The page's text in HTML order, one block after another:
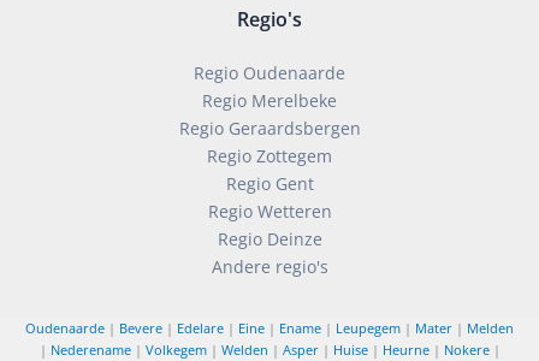
Regio's
Regio Oudenaarde
Regio Merelbeke
Regio Geraardsbergen
Regio Zottegem
Regio Gent
Regio Wetteren
Regio Deinze
Andere regio's
Oudenaarde | Bevere | Edelare | Eine | Ename | Leupegem | Mater | Melden
| Nederename| Volkegem| Welden | Asper| Huise| Heurne| Nokere|